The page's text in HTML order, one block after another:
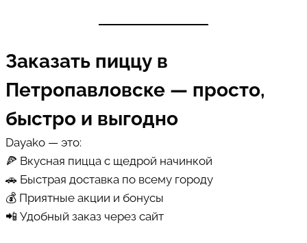
Заказать пиццу в
Петропавловске — просто,
быстро и выгодно
Dayako — это:
🍕 Вкусная пицца с щедрой начинкой
🚗 Быстрая доставка по всему городу
💰 Приятные акции и бонусы
📲 Удобный заказ через сайт